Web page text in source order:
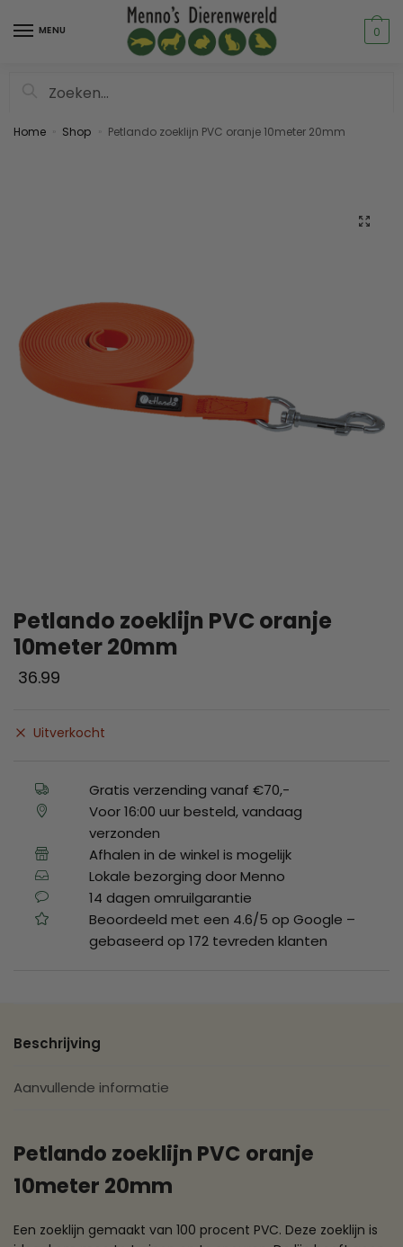
MENU 0
Home Shop Petlando zoeklijn PVC oranje 10meter 20mm
Petlando zoeklijn PVC oranje
10meter 20mm
36.99
Uitverkocht
Gratis verzending vanaf €70,-
Voor 16:00 uur besteld, vandaag
verzonden
Afhalen in de winkel is mogelijk
Lokale bezorging door Menno
14 dagen omruilgarantie
Beoordeeld met een 4.6/5 op Google –
gebaseerd op 172 tevreden klanten
Beschrijving
Aanvullende informatie
Petlando zoeklijn PVC oranje
10meter 20mm
Een zoeklijn gemaakt van 100 procent PVC. Deze zoeklijn is